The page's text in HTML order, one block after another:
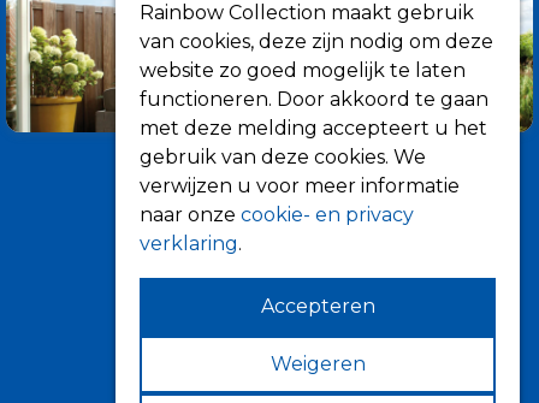
Informatie
Over ons
Tips
Rainbow Collection maakt gebruik
van cookies, deze zijn nodig om deze
website zo goed mogelijk te laten
functioneren. Door akkoord te gaan
met deze melding accepteert u het
gebruik van deze cookies. We
verwijzen u voor meer informatie
naar onze cookie- en privacy
verklaring.
Accepteren
Weigeren